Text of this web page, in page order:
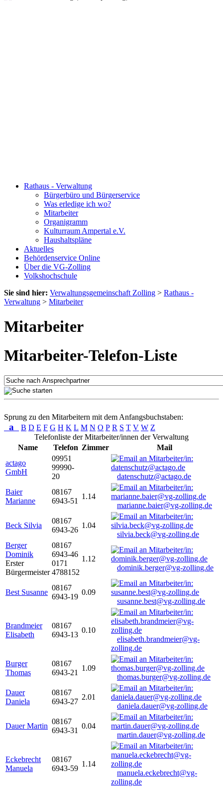
Rathaus - Verwaltung
Bürgerbüro und Bürgerservice
Was erledige ich wo?
Mitarbeiter
Organigramm
Kulturraum Ampertal e.V.
Haushaltspläne
Aktuelles
Behördenservice Online
Über die VG-Zolling
Volkshochschule
Sie sind hier: Verwaltungsgemeinschaft Zolling > Rathaus -
Verwaltung > Mitarbeiter
Mitarbeiter
Mitarbeiter-Telefon-Liste
Sprung zu den Mitarbeitern mit dem Anfangsbuchstaben:
a B D E F G H K L M N O P R S T V W Z
Telefonliste der Mitarbeiter/innen der Verwaltung
Name
Telefon Zimmer
Mail
actago
GmbH
09951
99990-
20
datenschutz@actago.de
Baier
Marianne
08167
6943-51
1.14
marianne.baier@vg-zolling.de
Beck Silvia
08167
6943-26
1.04
silvia.beck@vg-zolling.de
Berger
Dominik
Erster
Bürgermeister
08167
6943-46
0171
4788152
1.12
dominik.berger@vg-zolling.de
Best Susanne
08167
6943-19
0.09
susanne.best@vg-zolling.de
Brandmeier
Elisabeth
08167
6943-13
0.10
elisabeth.brandmeier@vg-
zolling.de
Burger
Thomas
08167
6943-21
1.09
thomas.burger@vg-zolling.de
Dauer
Daniela
08167
6943-27
2.01
daniela.dauer@vg-zolling.de
Dauer Martin
08167
6943-31
0.04
martin.dauer@vg-zolling.de
Eckebrecht
Manuela
08167
6943-59
1.14
manuela.eckebrecht@vg-
zolling.de